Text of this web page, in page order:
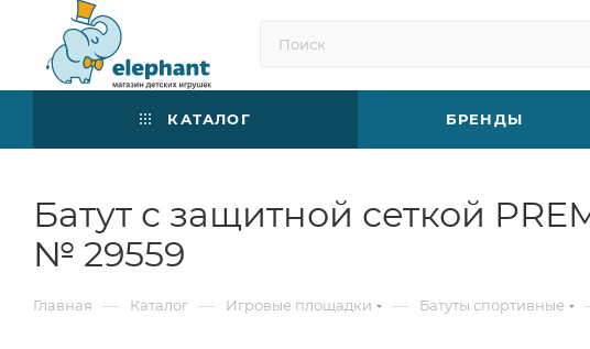
КАТАЛОГ БРЕНДЫ
Батут с защитной сеткой
№ 29559
Главная — Каталог — Игровые площадки — Батуты спортивные